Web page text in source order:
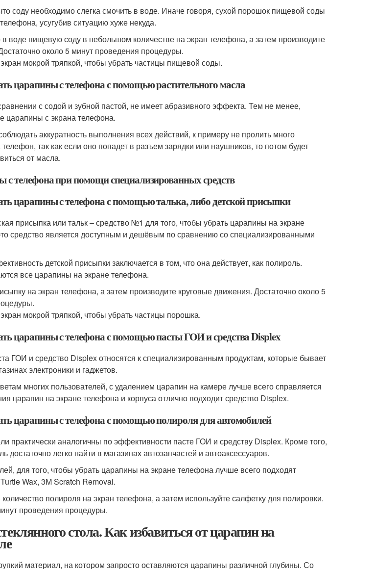
соду необходимо слегка смочить в воде. Иначе говоря, сухой порошок пищевой соды
усугубив ситуацию хуже некуда.
воде пищевую соду в небольшом количестве на экран телефона, а затем производите
около 5 минут проведения процедуры.
мокрой тряпкой, чтобы убрать частицы пищевой соды.
царапины с телефона с помощью растительного масла
с содой и зубной пастой, не имеет абразивного эффекта. Тем не менее,
царапины с экрана телефона.
аккуратность выполнения всех действий, к примеру не пролить много
так как если оно попадет в разъем зарядки или наушников, то потом будет
от масла.
с телефона при помощи специализированных средств
царапины с телефона с помощью талька, либо детской присыпки
присыпка или тальк – средство №1 для того, чтобы убрать царапины на экране
средство является доступным и дешёвым по сравнению со специализированными
детской присыпки заключается в том, что она действует, как полироль.
все царапины на экране телефона.
на экран телефона, а затем производите круговые движения. Достаточно около 5
мокрой тряпкой, чтобы убрать частицы порошка.
царапины с телефона с помощью пасты ГОИ и средства Displex
ГОИ и средство Displex относятся к специализированным продуктам, которые бывает
электроники и гаджетов.
многих пользователей, с удалением царапин на камере лучше всего справляется
царапин на экране телефона и корпуса отлично подходит средство Displex.
царапины с телефона с помощью полироля для автомобилей
практически аналогичны по эффективности пасте ГОИ и средству Displex. Кроме того,
достаточно легко найти в магазинах автозапчастей и автоаксессуаров.
для того, чтобы убрать царапины на экране телефона лучше всего подходят
Wax, 3M Scratch Removal.
полироля на экран телефона, а затем используйте салфетку для полировки.
проведения процедуры.
стола. Как избавиться от царапин на
материал, на котором запросто оставляются царапины различной глубины. Со